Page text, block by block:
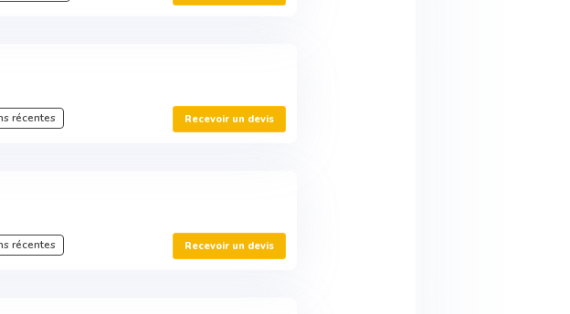
récentes Recevoir un devis
récentes Recevoir un devis